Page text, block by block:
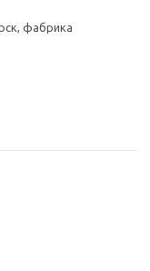
фабрика